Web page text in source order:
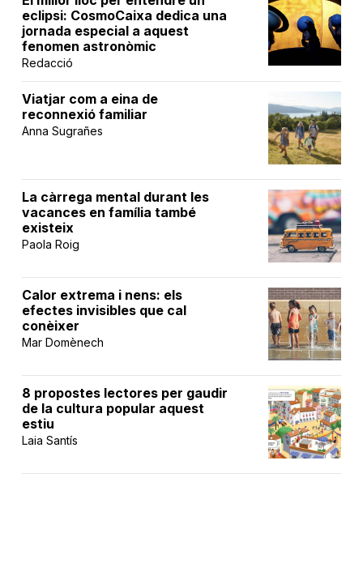
eclipsi: CosmoCaixa dedica una
jornada especial a aquest
fenomen astronòmic
Redacció
Viatjar com a eina de
reconnexió familiar
Anna Sugrañes
La càrrega mental durant les
vacances en família també
existeix
Paola Roig
Calor extrema i nens: els
efectes invisibles que cal
conèixer
Mar Domènech
8 propostes lectores per gaudir
de la cultura popular aquest
estiu
Laia Santís